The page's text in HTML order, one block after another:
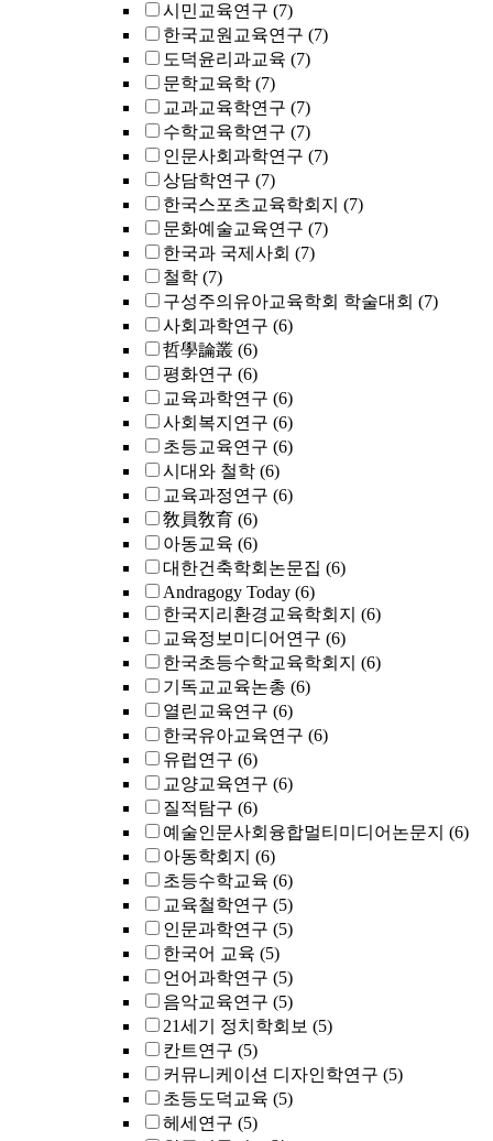
시민교육연구 (7)
한국교원교육연구 (7)
도덕윤리과교육 (7)
문학교육학 (7)
교과교육학연구 (7)
수학교육학연구 (7)
인문사회과학연구 (7)
상담학연구 (7)
한국스포츠교육학회지 (7)
문화예술교육연구 (7)
한국과 국제사회 (7)
철학 (7)
구성주의유아교육학회 학술대회 (7)
사회과학연구 (6)
哲學論叢 (6)
평화연구 (6)
교육과학연구 (6)
사회복지연구 (6)
초등교육연구 (6)
시대와 철학 (6)
교육과정연구 (6)
敎員敎育 (6)
아동교육 (6)
대한건축학회논문집 (6)
Andragogy Today (6)
한국지리환경교육학회지 (6)
교육정보미디어연구 (6)
한국초등수학교육학회지 (6)
기독교교육논총 (6)
열린교육연구 (6)
한국유아교육연구 (6)
유럽연구 (6)
교양교육연구 (6)
질적탐구 (6)
예술인문사회융합멀티미디어논문지 (6)
아동학회지 (6)
초등수학교육 (6)
교육철학연구 (5)
인문과학연구 (5)
한국어 교육 (5)
언어과학연구 (5)
음악교육연구 (5)
21세기 정치학회보 (5)
칸트연구 (5)
커뮤니케이션 디자인학연구 (5)
초등도덕교육 (5)
헤세연구 (5)